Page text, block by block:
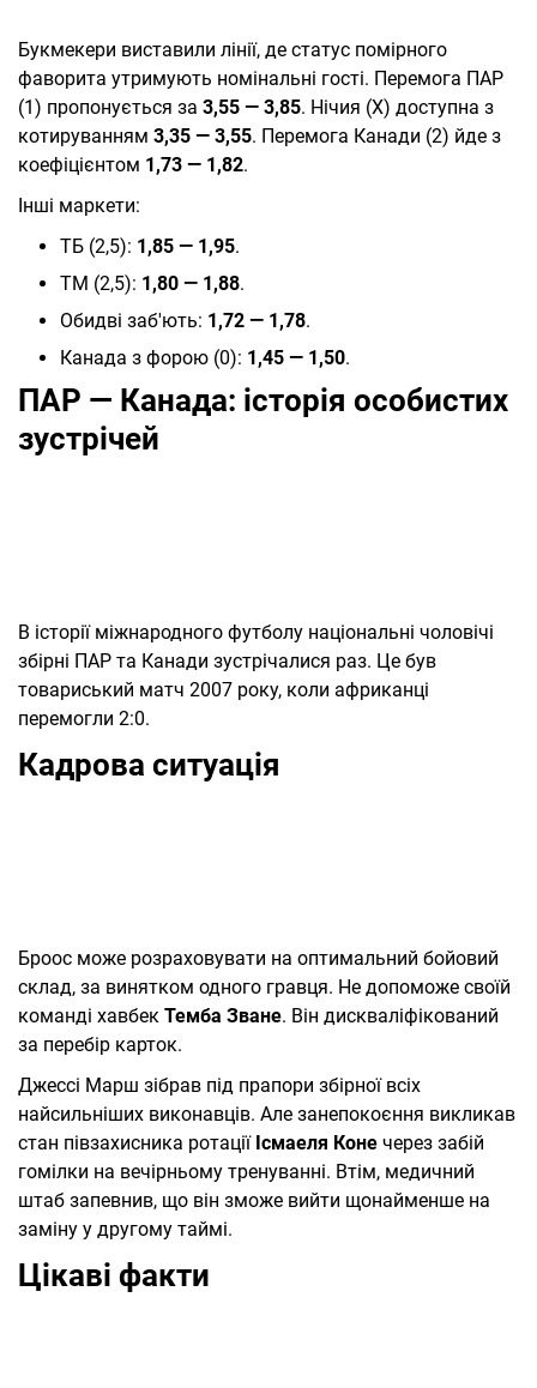
Букмекери виставили лінії, де статус помірного
фаворита утримують номінальні гості. Перемога ПАР
(1) пропонується за 3,55 — 3,85. Нічия (X) доступна з
котируванням 3,35 — 3,55. Перемога Канади (2) йде з
коефіцієнтом 1,73 — 1,82.
Інші маркети:
ТБ (2,5): 1,85 — 1,95.
ТМ (2,5): 1,80 — 1,88.
Обидві заб'ють: 1,72 — 1,78.
Канада з форою (0): 1,45 — 1,50.
ПАР — Канада: історія особистих
зустрічей
В історії міжнародного футболу національні чоловічі
збірні ПАР та Канади зустрічалися раз. Це був
товариський матч 2007 року, коли африканці
перемогли 2:0.
Кадрова ситуація
Броос може розраховувати на оптимальний бойовий
склад, за винятком одного гравця. Не допоможе своїй
команді хавбек Темба Зване. Він дискваліфікований
за перебір карток.
Джессі Марш зібрав під прапори збірної всіх
найсильніших виконавців. Але занепокоєння викликав
стан півзахисника ротації Ісмаеля Коне через забій
гомілки на вечірньому тренуванні. Втім, медичний
штаб запевнив, що він зможе вийти щонайменше на
заміну у другому таймі.
Цікаві факти